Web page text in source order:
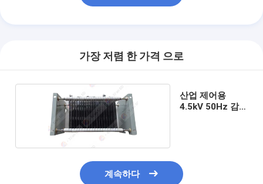
가장 저렴 한 가격 으로
산업 제어용
4.5kV 50Hz 감
계속하다